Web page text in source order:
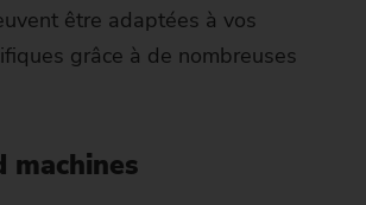
être adaptées à vos
grâce à de nombreuses
machines